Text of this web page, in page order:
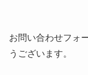
お問い合わせフォ
うございます。